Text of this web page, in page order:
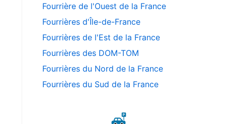
Fourrière de l'Ouest de la France
Fourrières d'Île-de-France
Fourrières de l'Est de la France
Fourrières des DOM-TOM
Fourrières du Nord de la France
Fourrières du Sud de la France